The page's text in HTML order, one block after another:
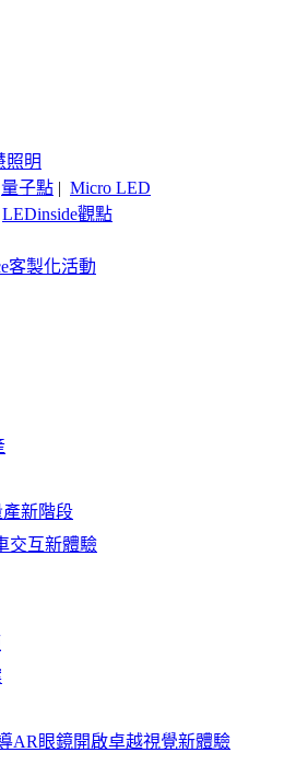
照明
量子點 | Micro LED
LEDinside觀點
客製化活動
新階段
交互新體驗
AR眼鏡開啟卓越視覺新體驗